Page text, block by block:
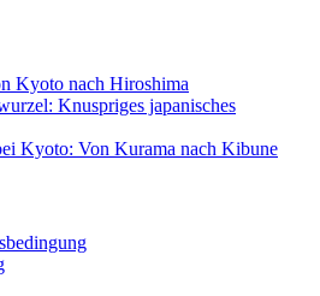
Kyoto nach Hiroshima
Knuspriges japanisches
Kyoto: Von Kurama nach Kibune